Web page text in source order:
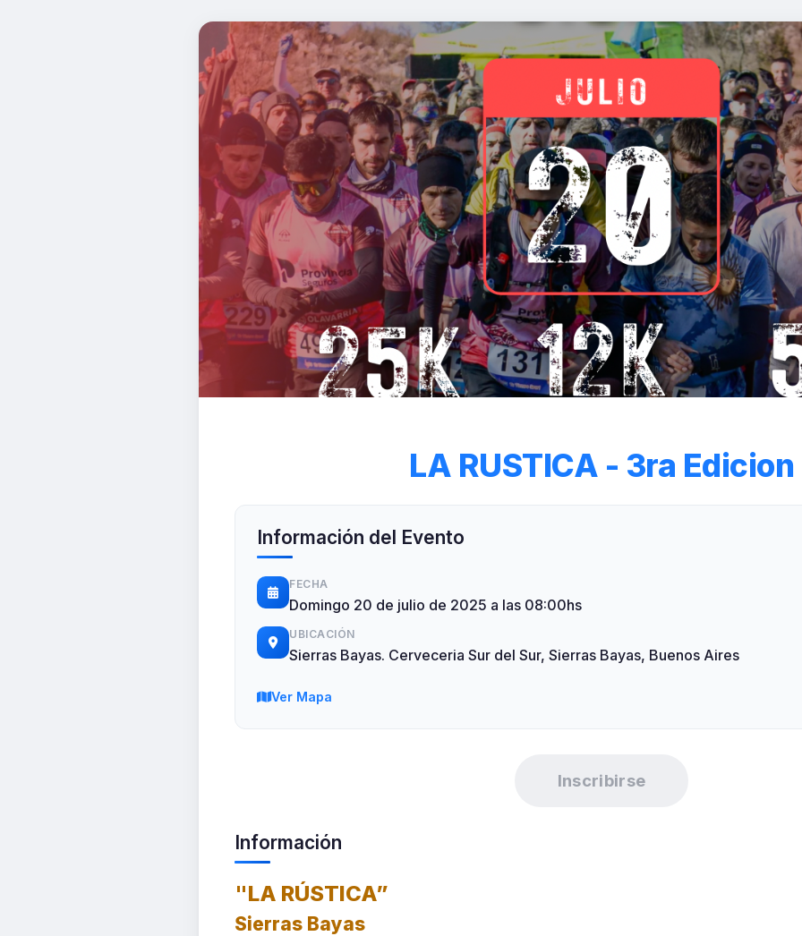
LA RUSTICA - 3ra Edicion
Información del Evento
FECHA
Domingo 20 de julio de 2025 a las 08:00hs
UBICACIÓN
Sierras Bayas. Cerveceria Sur del Sur, Sierras Bayas, Buenos Aires
Ver Mapa
Inscribirse
Información
"LA RÚSTICA”
Sierras Bayas